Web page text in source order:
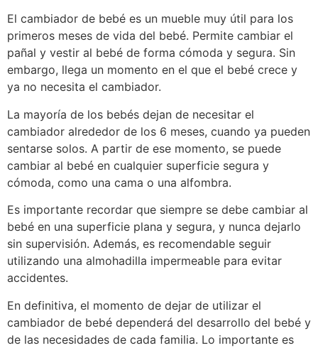
El cambiador de bebé es un mueble muy útil para los
primeros meses de vida del bebé. Permite cambiar el
pañal y vestir al bebé de forma cómoda y segura. Sin
embargo, llega un momento en el que el bebé crece y
ya no necesita el cambiador.
La mayoría de los bebés dejan de necesitar el
cambiador alrededor de los 6 meses, cuando ya pueden
sentarse solos. A partir de ese momento, se puede
cambiar al bebé en cualquier superficie segura y
cómoda, como una cama o una alfombra.
Es importante recordar que siempre se debe cambiar al
bebé en una superficie plana y segura, y nunca dejarlo
sin supervisión. Además, es recomendable seguir
utilizando una almohadilla impermeable para evitar
accidentes.
En definitiva, el momento de dejar de utilizar el
cambiador de bebé dependerá del desarrollo del bebé y
de las necesidades de cada familia. Lo importante es